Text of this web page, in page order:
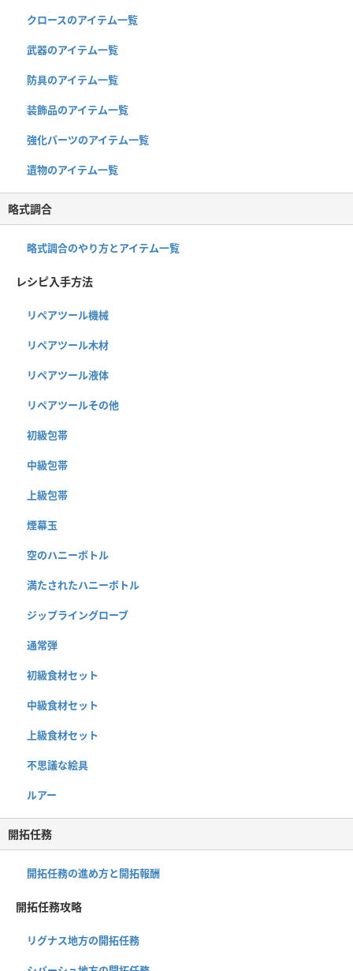
クロースのアイテム一覧
武器のアイテム一覧
防具のアイテム一覧
装飾品のアイテム一覧
強化パーツのアイテム一覧
遺物のアイテム一覧
略式調合
略式調合のやり方とアイテム一覧
レシピ入手方法
リペアツール機械
リペアツール木材
リペアツール液体
リペアツールその他
初級包帯
中級包帯
上級包帯
煙幕玉
空のハニーボトル
満たされたハニーボトル
ジップライングローブ
通常弾
初級食材セット
中級食材セット
上級食材セット
不思議な絵具
ルアー
開拓任務
開拓任務の進め方と開拓報酬
開拓任務攻略
リグナス地方の開拓任務